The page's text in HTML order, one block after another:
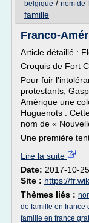
belgique / nom de
famille
Franco-
Article détaillé :
Croquis de Fort
Pour fuir
protestants,
Amérique une
Huguenots .
nom de «
Une première
Lire la suite
Date: 2017-10-
Site : https://
Thèmes liés :
de famille en france
famille en france